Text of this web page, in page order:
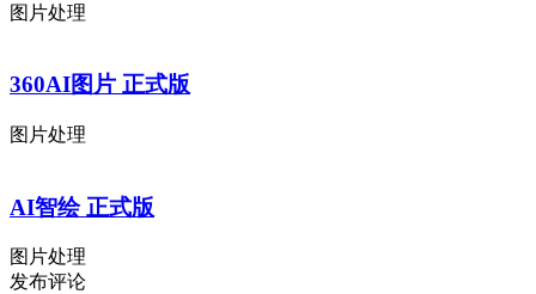
图片处理
360AI图片 正式版
图片处理
AI智绘 正式版
图片处理
发布评论